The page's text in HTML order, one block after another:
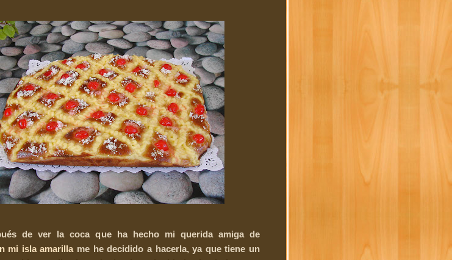
de ver la coca que ha hecho mi querida amiga de
mi isla amarillame he decidido a hacerla, ya que tiene un